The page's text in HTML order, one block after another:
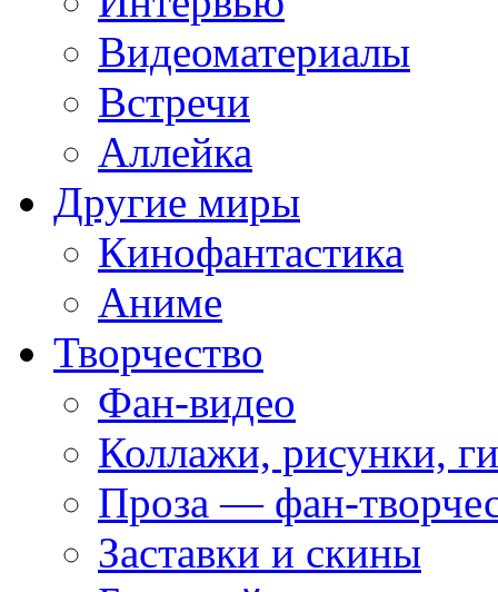
Видеоматериалы
Встречи
Аллейка
Другие миры
Кинофантастика
Аниме
Творчество
Фан-видео
Коллажи, рисунки,
Проза — фан-
Заставки и скины